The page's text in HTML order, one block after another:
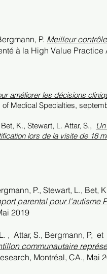
P. Meilleur
à la High Value
améliorer les décisions
Medical Specialties,
K., Stewart, L. Attar, S.,
lors de la visite de 18
P., Stewart, L., Bet,
parental pour l'autisme
2019
, Attar, S., Bergmann, P, et
communautaire
Montréal, CA., Mai